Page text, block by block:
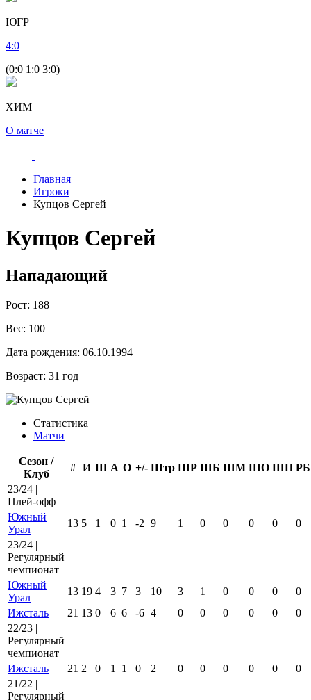
ЮГР
4:0
(0:0 1:0 3:0)
ХИМ
О матче
Главная
Игроки
Купцов Сергей
Купцов Сергей
Нападающий
Рост: 188
Вес: 100
Дата рождения: 06.10.1994
Возраст: 31 год
Статистика
Матчи
Сезон /
Клуб
# И Ш А О +/- Штр ШР ШБ ШМ ШО ШП РБ
23/24 |
Плей-офф
Южный
Урал
13 5 1 0 1 -2 9 1 0 0 0 0
0
23/24 |
Регулярный
чемпионат
Южный
Урал
13 19 4 3 7 3 10 3 1 0 0 0
0
Ижсталь
21 13 0 6 6 -6 4 0 0 0 0 0
0
22/23 |
Регулярный
чемпионат
Ижсталь
21 2 0 1 1 0 2 0 0 0 0 0
0
21/22 |
Регулярный